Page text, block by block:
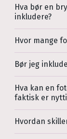
Hva bør en
inkludere?
Hvor mange
Bør jeg
Hva kan en
faktisk er
Hvordan